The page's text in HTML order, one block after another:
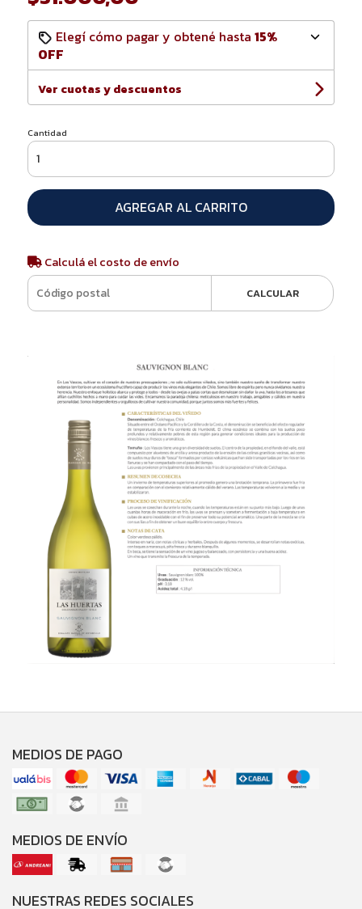
Elegí cómo pagar y obtené hasta 15%
OFF
Ver cuotas y descuentos
Cantidad
AGREGAR AL CARRITO
Calculá el costo de envío
CALCULAR
MEDIOS DE PAGO
MEDIOS DE ENVÍO
NUESTRAS REDES SOCIALES